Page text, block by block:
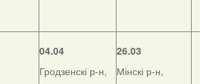
04.04
Гродзенскі р-н,
26.03
Мінскі р-н,